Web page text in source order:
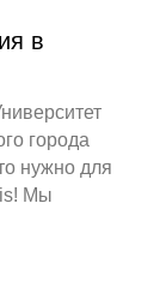
в
города
нужно для
Мы